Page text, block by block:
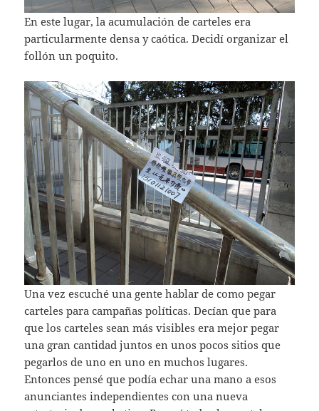
En este lugar, la acumulación de carteles era
particularmente densa y caótica. Decidí organizar el
follón un poquito.
Una vez escuché una gente hablar de como pegar
carteles para campañas políticas. Decían que para
que los carteles sean más visibles era mejor pegar
una gran cantidad juntos en unos pocos sitios que
pegarlos de uno en uno en muchos lugares.
Entonces pensé que podía echar una mano a esos
anunciantes independientes con una nueva